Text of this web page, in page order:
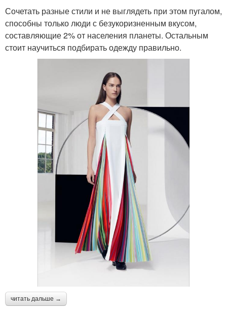
Сочетать разные стили и не выглядеть при этом пугалом,
способны только люди с безукоризненным вкусом,
составляющие 2% от населения планеты. Остальным
стоит научиться подбирать одежду правильно.
читать дальше →